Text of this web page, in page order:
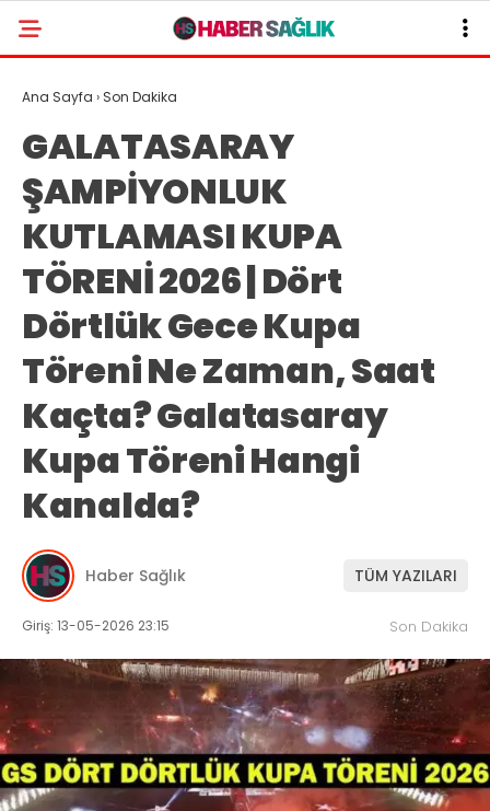
Ana Sayfa › Son Dakika
GALATASARAY
ŞAMPİYONLUK
KUTLAMASI KUPA
TÖRENİ 2026 | Dört
Dörtlük Gece Kupa
Töreni Ne Zaman, Saat
Kaçta? Galatasaray
Kupa Töreni Hangi
Kanalda?
Haber Sağlık TÜM YAZILARI
Giriş: 13-05-2026 23:15 Son Dakika